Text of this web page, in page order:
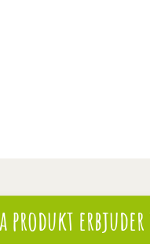
produkt